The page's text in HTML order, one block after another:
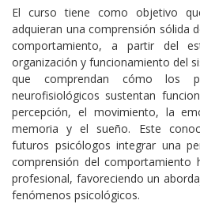
El curso tiene como objetivo
adquieran una comprensión sólida
comportamiento, a partir del
organización y funcionamiento del
que comprendan cómo los
neurofisiológicos sustentan
percepción, el movimiento, la
memoria y el sueño. Este
futuros psicólogos integrar una
comprensión del comportamiento
profesional, favoreciendo un
fenómenos psicológicos.